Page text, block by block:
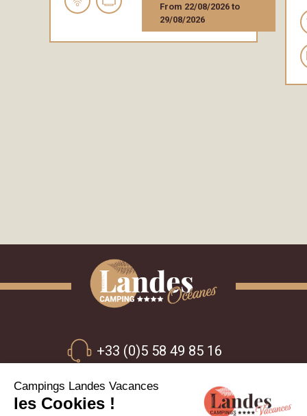
From 22/08/2026to
29/08/2026
+33 (0)5 58 49 85 16
800 Route de Linxe
40550 - St Michel Escalus - Landes